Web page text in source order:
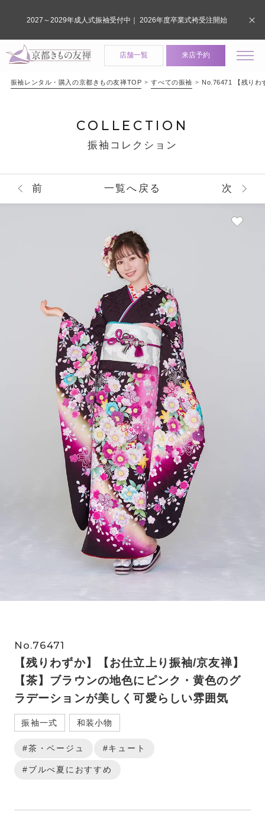
店舗一覧 来店予約
振袖レンタル・購入の京都きもの友禅TOP すべての振袖 No.76471 【残りわ
COLLECTION
振袖コレクション
前 一覧へ戻る 次
No.76471
【残りわずか】【お仕立上り振袖/京友禅】
【茶】ブラウンの地色にピンク・黄色のグ
ラデーションが美しく可愛らしい雰囲気
振袖一式 和装小物
#茶・ベージュ #キュート
#ブルべ夏におすすめ
2027～2029年成人式振袖受付中｜ 2026年度卒業式袴受注開始